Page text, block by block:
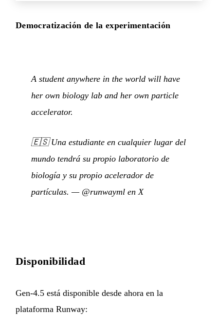
Democratización de la experimentación
A student anywhere in the world will have
her own biology lab and her own particle
accelerator.
🇪🇸Una estudiante en cualquier lugar del
mundo tendrá su propio laboratorio de
biología y su propio acelerador de
partículas. — @runwayml en X
Disponibilidad
Gen-4.5 está disponible desde ahora en la
plataforma Runway: